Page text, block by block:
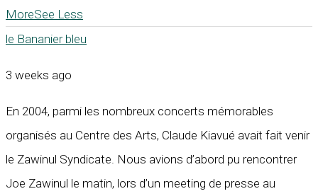
MoreSee Less
le Bananier bleu
3 weeks ago
En 2004, parmi les nombreux concerts mémorables
organisés au Centre des Arts, Claude Kiavué avait fait venir
le Zawinul Syndicate. Nous avions d’abord pu rencontrer
Joe Zawinul le matin, lors d’un meeting de presse au